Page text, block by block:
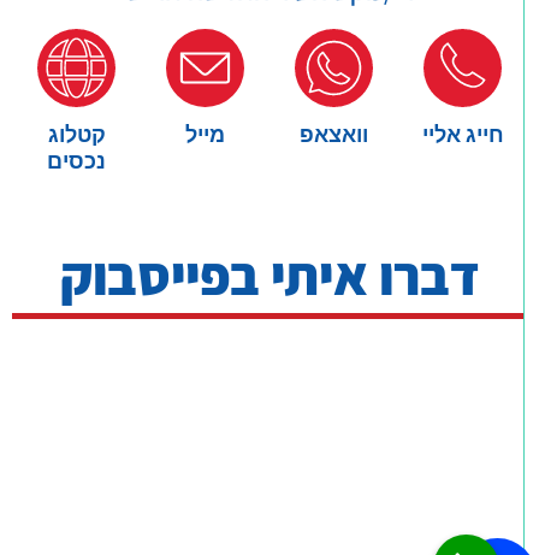
חייג אליי וואצאפ מייל
קטלוג
נכסים
דברו איתי בפייסבוק